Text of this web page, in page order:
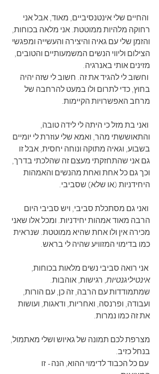
והחיים שלי אינטנסיביים, מאוד, אבל אני
רחוקה מלהיות ממוטטת. אני מלאה בכוחות,
והזמן שלי עם גאיה והיצירה והעשייה ומפגשי
הצילום וליווי הנשים המשמעותיים והטובים,
מזינים אותי באנרגיה.
וחשוב לי להגיד את זה. חשוב לי שזה יהיה
בחוץ, כדי לתרום ולו במעט להרחבה של
מרחב האפשרויות הקיימות.
ואני בת מזל כי היתה לי לידה טובה,
והתאוששתי מהר, ואמא שלי עוזרת לי יומיים
בשבוע, וגאיה מתוקה ונוחה יחסית, אבל זו
גם אני שהתחזקתי מעצם זה שהלכתי בדרך,
וכך גם כל אחת ואחת מהנשים והאמהות
היחידניות (או שלא) שסביבי.
ואני גם מסתכלת סביבי, ויש סביבי היום
הרבה מאוד אמהות יחידניות. ומכל אלו שאני
מכירה אין ולו אחת שהיא ממוטטת. שנראית
כמו בדימוי המזוויע שהיה לי בראש.
אינטיליגנטיות, רגישות, אוהבות.
שמתמודדות עם הרבה, זה כן, עם הורות,
ועבודה, ופרנסה, ואחריות, ודאגות, ועושות
את זה כמו נמרות.
מצרפת לכם תמונה של גאיוש ושלי מאתמול,
בנחל כזיב.
עם כל הכבוד לדימוי ההוא, הנה- זו